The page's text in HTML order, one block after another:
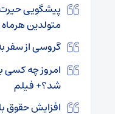
پیشگویی حیرت
متولدین
گروسی از سفر
امروز چه
شد؟+ فیلم